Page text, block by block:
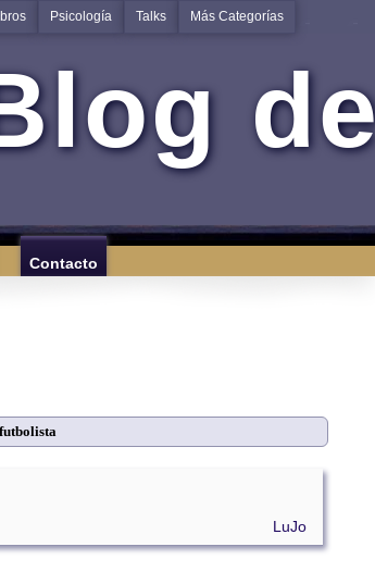
Psicología Talks Más Categorías
Contacto
LuJo